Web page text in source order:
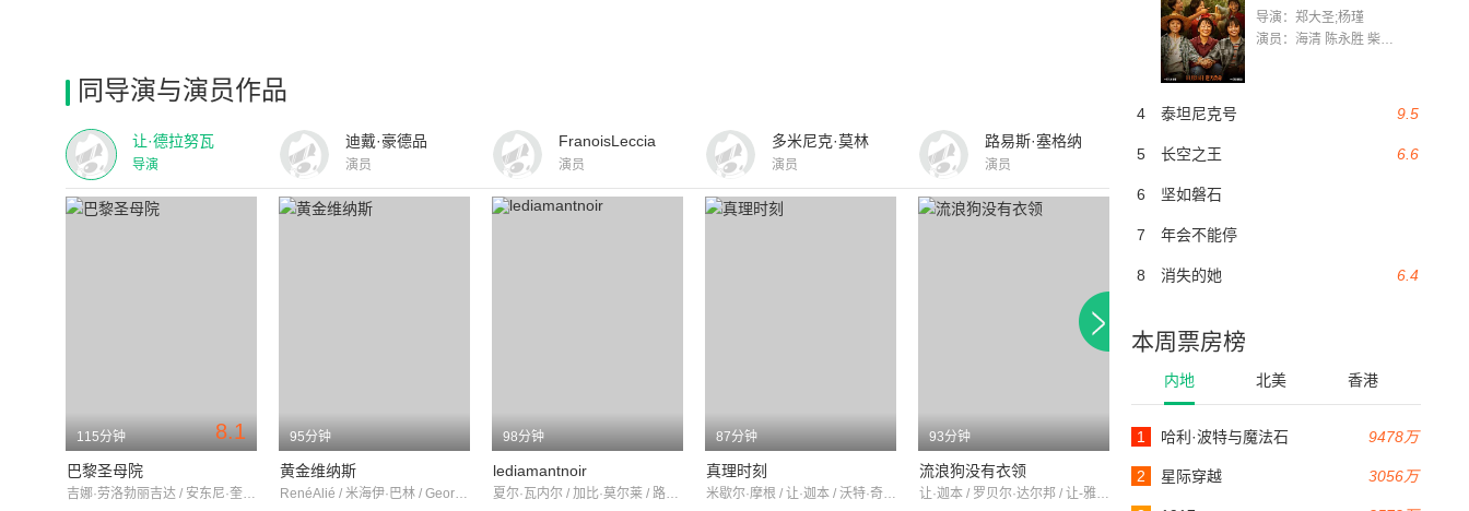
导演：郑大圣;杨瑾
演员：海清 陈永胜 柴烨 王玥婷 万国鹏 美朵达瓦 赵瑞婷 罗解艳 郭莉娜 潘家艳
9.5
4 泰坦尼克号
6.6
5 长空之王
6 坚如磐石
7 年会不能停
6.4
8 消失的她
本周票房榜
内地 北美 香港
9478万
1 哈利·波特与魔法石
3056万
2 星际穿越
同导演与演员作品
让·德拉努瓦
导演
迪戴·豪德品
演员
FranoisLeccia
演员
多米尼克·莫林
演员
路易斯·塞格纳
演员
8.1
115分钟
巴黎圣母院
吉娜·劳洛勃丽吉达 / 安东尼·奎恩 / 让·达奈
95分钟
黄金维纳斯
RenéAlié / 米海伊·巴林 / GeorgesBever
98分钟
lediamantnoir
夏尔·瓦内尔 / 加比·莫尔莱 / 路易丝·卡莱蒂
87分钟
真理时刻
米歇尔·摩根 / 让·迦本 / 沃特·奇亚里
93分钟
流浪狗没有衣领
让·迦本 / 罗贝尔·达尔邦 / 让-雅克·德尔伯
107分钟
永恒的回忆